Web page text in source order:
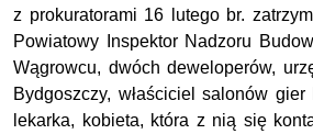
z prokuratorami 16 lutego br.
Powiatowy Inspektor Nadzoru
Wągrowcu, dwóch deweloperów,
Bydgoszczy, właściciel salonów gier
lekarka, kobieta, która z nią się